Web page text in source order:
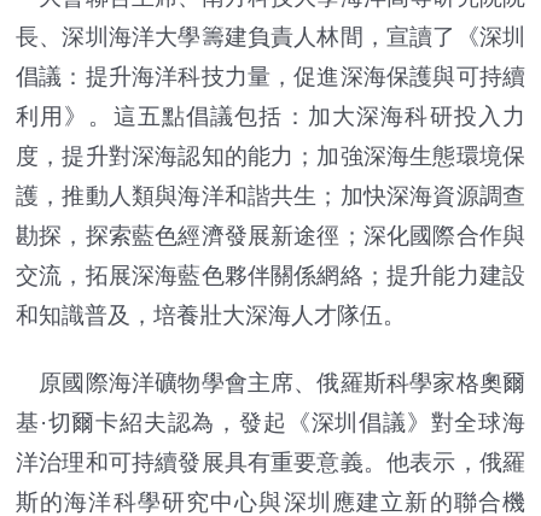
長、深圳海洋大學籌建負責人林間，宣讀了《深圳
倡議：提升海洋科技力量，促進深海保護與可持續
利用》。這五點倡議包括：加大深海科研投入力
度，提升對深海認知的能力；加強深海生態環境保
護，推動人類與海洋和諧共生；加快深海資源調查
勘探，探索藍色經濟發展新途徑；深化國際合作與
交流，拓展深海藍色夥伴關係網絡；提升能力建設
和知識普及，培養壯大深海人才隊伍。
原國際海洋礦物學會主席、俄羅斯科學家格奧爾
基·切爾卡紹夫認為，發起《深圳倡議》對全球海
洋治理和可持續發展具有重要意義。他表示，俄羅
斯的海洋科學研究中心與深圳應建立新的聯合機